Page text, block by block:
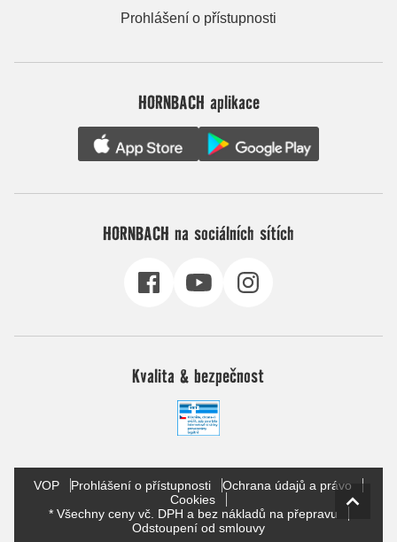
Prohlášení o přístupnosti
HORNBACH aplikace
HORNBACH na sociálních sítích
Kvalita & bezpečnost
VOP Prohlášení o přístupnosti
Ochrana údajů a právo
Cookies
* Všechny ceny vč. DPH a bez nákladů na přepravu
Odstoupení od smlouvy